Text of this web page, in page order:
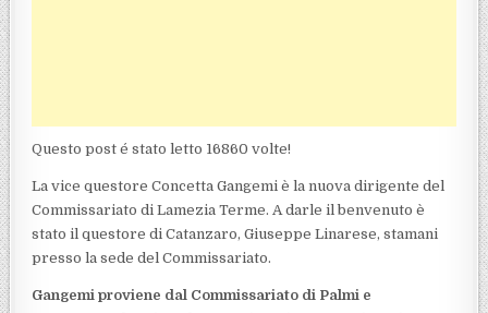
Questo post é stato letto 16860 volte!
La vice questore Concetta Gangemi è la nuova dirigente del
Commissariato di Lamezia Terme. A darle il benvenuto è
stato il questore di Catanzaro, Giuseppe Linarese, stamani
presso la sede del Commissariato.
Gangemi proviene dal Commissariato di Palmi e